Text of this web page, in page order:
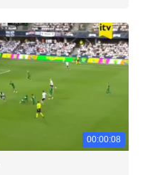
00:00:08